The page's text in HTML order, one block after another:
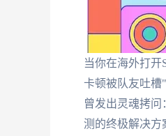
当你在海外打开
卡顿被队友吐槽
曾发出灵魂拷问
测的终极解决方